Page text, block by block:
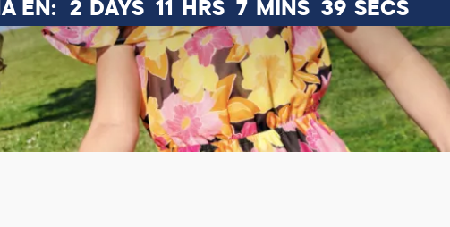
EN: 2 DAYS 11 HRS 7 MINS 38 SECS